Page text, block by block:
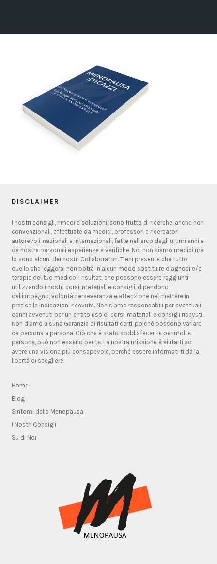
DISCLAIMER
I nostri consigli, rimedi e soluzioni, sono frutto di ricerche, anche non
convenzionali, effettuate da medici, professori e ricercatori
autorevoli, nazionali e internazionali, fatte nell'arco degli ultimi anni e
da nostre personali esperienze e verifiche. Noi non siamo medici ma
lo sono alcuni dei nostri Collaboratori. Tieni presente che tutto
quello che leggerai non potrà in alcun modo sostituire diagnosi e/o
terapie del tuo medico. I risultati che possono essere raggiunti
utilizzando i nostri corsi, materiali e consigli, dipendono
dallíimpegno, volontà,perseveranza e attenzione nel mettere in
pratica le indicazioni ricevute. Non siamo responsabili per eventuali
danni avvenuti per un errato uso di corsi, materiali e consigli ricevuti.
Non diamo alcuna Garanzia di risultati certi, poiché possono variare
da persona a persona, Ciò che è stato soddisfacente per molte
persone, può non esserlo per te. La nostra missione è aiutarti ad
avere una visione più consapevole, perché essere informati ti dà la
libertà di scegliere!
Home
Blog
Sintomi della Menopausa
I Nostri Consigli
Su di Noi